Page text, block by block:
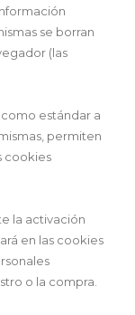
se borran
(las
estándar a
permiten
cookies
la activación
en las cookies
o la compra.